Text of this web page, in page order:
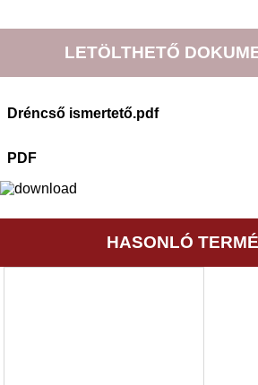
LETÖLTHETŐ
Dréncső ismertető.pdf
PDF
HASONLÓ